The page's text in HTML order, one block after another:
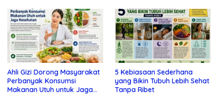
Ahli Gizi Dorong Masyarakat
Perbanyak Konsumsi
Makanan Utuh untuk Jaga
5 Kebiasaan Sederhana
yang Bikin Tubuh Lebih Sehat
Tanpa Ribet